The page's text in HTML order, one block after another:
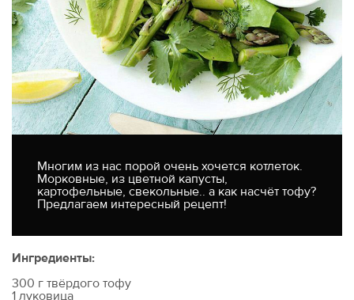
Многим из нас порой очень хочется котлеток.
Морковные, из цветной капусты,
картофельные, свекольные.. а как насчёт тофу?
Предлагаем интересный рецепт!
Ингредиенты:
300 г твёрдого тофу
1 луковица